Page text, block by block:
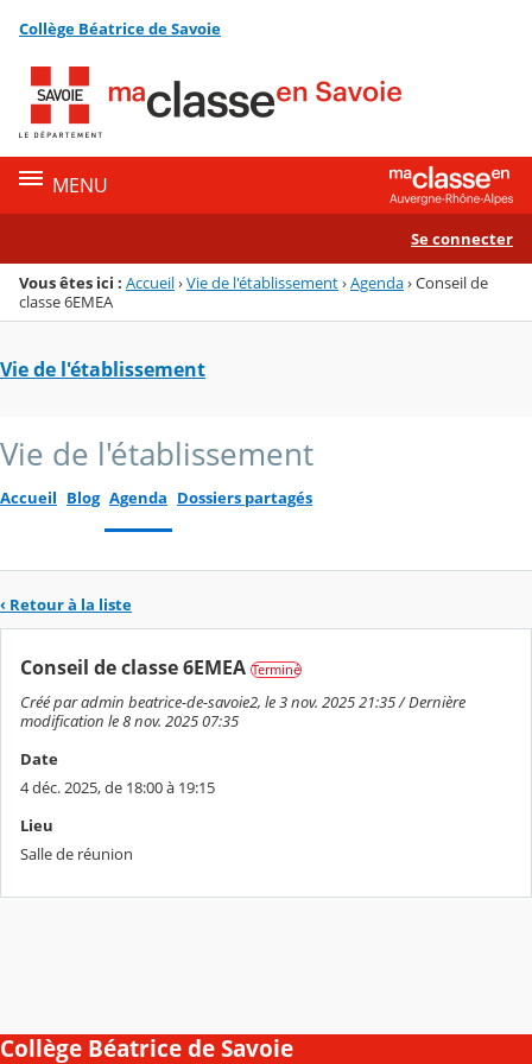
Menu de la rubrique
Contenu
Collège Béatrice de Savoie
MENU
Se connecter
Vous êtes ici : Accueil›Vie de l'établissement›Agenda›Conseil de
classe 6EMEA
Vie de l'établissement
Vie de l'établissement
Accueil Blog Agenda Dossiers partagés
‹ Retour à la liste
Conseil de classe 6EMEA Terminé
Créé par admin beatrice-de-savoie2, le 3 nov. 2025 21:35 / Dernière
modification le 8 nov. 2025 07:35
Date
4 déc. 2025, de 18:00 à 19:15
Lieu
Salle de réunion
Collège Béatrice de Savoie